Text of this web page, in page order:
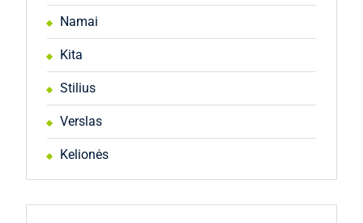
Namai
Kita
Stilius
Verslas
Kelionės